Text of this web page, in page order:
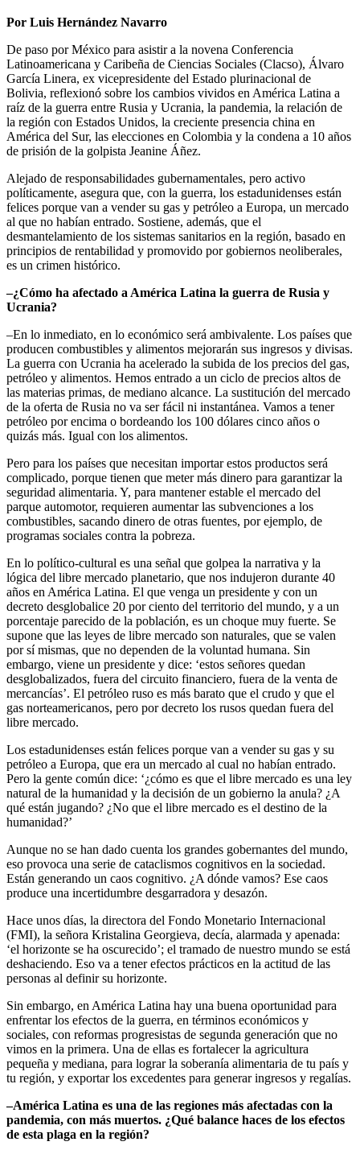
Por Luis Hernández Navarro
De paso por México para asistir a la novena Conferencia
Latinoamericana y Caribeña de Ciencias Sociales (Clacso), Álvaro
García Linera, ex vicepresidente del Estado plurinacional de
Bolivia, reflexionó sobre los cambios vividos en América Latina a
raíz de la guerra entre Rusia y Ucrania, la pandemia, la relación de
la región con Estados Unidos, la creciente presencia china en
América del Sur, las elecciones en Colombia y la condena a 10 años
de prisión de la golpista Jeanine Áñez.
Alejado de responsabilidades gubernamentales, pero activo
políticamente, asegura que, con la guerra, los estadunidenses están
felices porque van a vender su gas y petróleo a Europa, un mercado
al que no habían entrado. Sostiene, además, que el
desmantelamiento de los sistemas sanitarios en la región, basado en
principios de rentabilidad y promovido por gobiernos neoliberales,
es un crimen histórico.
–¿Cómo ha afectado a América Latina la guerra de Rusia y
Ucrania?
–En lo inmediato, en lo económico será ambivalente. Los países que
producen combustibles y alimentos mejorarán sus ingresos y divisas.
La guerra con Ucrania ha acelerado la subida de los precios del gas,
petróleo y alimentos. Hemos entrado a un ciclo de precios altos de
las materias primas, de mediano alcance. La sustitución del mercado
de la oferta de Rusia no va ser fácil ni instantánea. Vamos a tener
petróleo por encima o bordeando los 100 dólares cinco años o
quizás más. Igual con los alimentos.
Pero para los países que necesitan importar estos productos será
complicado, porque tienen que meter más dinero para garantizar la
seguridad alimentaria. Y, para mantener estable el mercado del
parque automotor, requieren aumentar las subvenciones a los
combustibles, sacando dinero de otras fuentes, por ejemplo, de
programas sociales contra la pobreza.
En lo político-cultural es una señal que golpea la narrativa y la
lógica del libre mercado planetario, que nos indujeron durante 40
años en América Latina. El que venga un presidente y con un
decreto desglobalice 20 por ciento del territorio del mundo, y a un
porcentaje parecido de la población, es un choque muy fuerte. Se
supone que las leyes de libre mercado son naturales, que se valen
por sí mismas, que no dependen de la voluntad humana. Sin
embargo, viene un presidente y dice: ‘estos señores quedan
desglobalizados, fuera del circuito financiero, fuera de la venta de
mercancías’. El petróleo ruso es más barato que el crudo y que el
gas norteamericanos, pero por decreto los rusos quedan fuera del
libre mercado.
Los estadunidenses están felices porque van a vender su gas y su
petróleo a Europa, que era un mercado al cual no habían entrado.
Pero la gente común dice: ‘¿cómo es que el libre mercado es una ley
natural de la humanidad y la decisión de un gobierno la anula? ¿A
qué están jugando? ¿No que el libre mercado es el destino de la
humanidad?’
Aunque no se han dado cuenta los grandes gobernantes del mundo,
eso provoca una serie de cataclismos cognitivos en la sociedad.
Están generando un caos cognitivo. ¿A dónde vamos? Ese caos
produce una incertidumbre desgarradora y desazón.
Hace unos días, la directora del Fondo Monetario Internacional
(FMI), la señora Kristalina Georgieva, decía, alarmada y apenada:
‘el horizonte se ha oscurecido’; el tramado de nuestro mundo se está
deshaciendo. Eso va a tener efectos prácticos en la actitud de las
personas al definir su horizonte.
Sin embargo, en América Latina hay una buena oportunidad para
enfrentar los efectos de la guerra, en términos económicos y
sociales, con reformas progresistas de segunda generación que no
vimos en la primera. Una de ellas es fortalecer la agricultura
pequeña y mediana, para lograr la soberanía alimentaria de tu país y
tu región, y exportar los excedentes para generar ingresos y regalías.
–América Latina es una de las regiones más afectadas con la
pandemia, con más muertos. ¿Qué balance haces de los efectos
de esta plaga en la región?